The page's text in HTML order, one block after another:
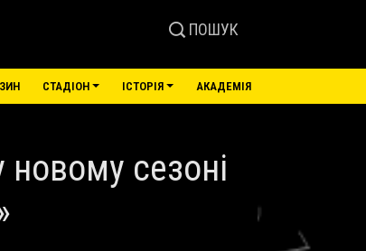
ПОШУК
СТАДІОН ІСТОРІЯ АКАДЕМІЯ
сезоні